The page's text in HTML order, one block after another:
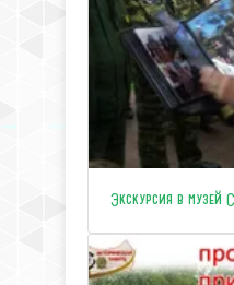
Экскурсия в